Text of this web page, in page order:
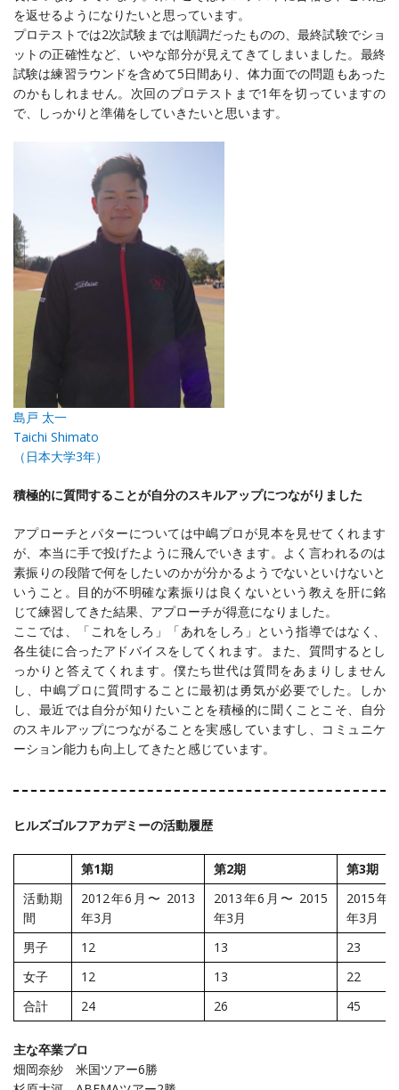
を返せるようになりたいと思っています。
プロテストでは2次試験までは順調だったものの、最終試験でショ
ットの正確性など、いやな部分が見えてきてしまいました。最終
試験は練習ラウンドを含めて5日間あり、体力面での問題もあった
のかもしれません。次回のプロテストまで1年を切っていますの
で、しっかりと準備をしていきたいと思います。
島戸 太一
Taichi Shimato
（日本大学3年）
積極的に質問することが自分のスキルアップにつながりました
アプローチとパターについては中嶋プロが見本を見せてくれます
が、本当に手で投げたように飛んでいきます。よく言われるのは
素振りの段階で何をしたいのかが分かるようでないといけないと
いうこと。目的が不明確な素振りは良くないという教えを肝に銘
じて練習してきた結果、アプローチが得意になりました。
ここでは、「これをしろ」「あれをしろ」という指導ではなく、
各生徒に合ったアドバイスをしてくれます。また、質問するとし
っかりと答えてくれます。僕たち世代は質問をあまりしません
し、中嶋プロに質問することに最初は勇気が必要でした。しか
し、最近では自分が知りたいことを積極的に聞くことこそ、自分
のスキルアップにつながることを実感していますし、コミュニケ
ーション能力も向上してきたと感じています。
ヒルズゴルフアカデミーの活動履歴
第1期 第2期
第3期
活動期
間
2012年6月〜 2013
年3月
2013年6月〜 2015
年3月
2015年
年3月
男子
12 13
23
女子
12 13
22
合計
24 26 45
主な卒業プロ
畑岡奈紗 米国ツアー6勝